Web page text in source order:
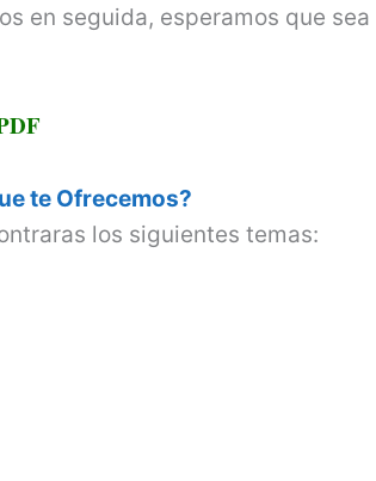
en seguida, esperamos que sea
te Ofrecemos?
los siguientes temas: